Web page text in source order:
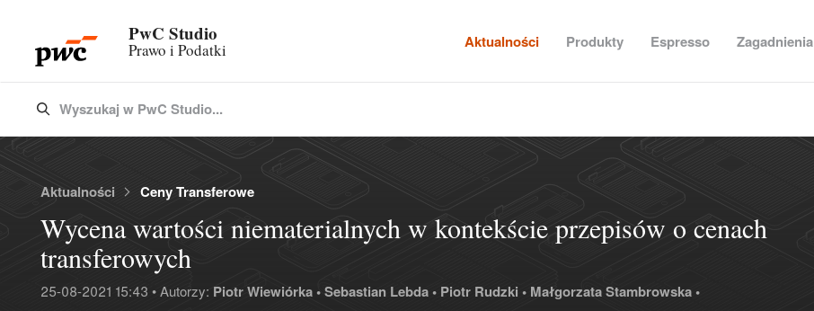
PwC Studio
Prawo i Podatki Aktualności Produkty Espresso Zagadnienia
Type 3 or more characters for results.
Wyszukaj w PwC Studio...
Aktualności Ceny Transferowe
Wycena wartości niematerialnych w kontekście przepisów o cenach
transferowych
25-08-2021 15:43 • Autorzy: Piotr Wiewiórka •Sebastian Lebda • Piotr Rudzki • Małgorzata Stambrowska •